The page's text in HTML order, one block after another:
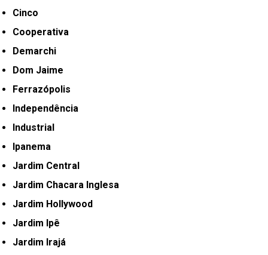
Cinco
Cooperativa
Demarchi
Dom Jaime
Ferrazópolis
Independência
Industrial
Ipanema
Jardim Central
Jardim Chacara Inglesa
Jardim Hollywood
Jardim Ipê
Jardim Irajá